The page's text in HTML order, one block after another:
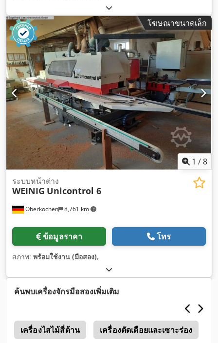
โฆษณาขนาดเล็ก
1 /8
Oberkochen 8,761 km
ระบบหน้าต่าง
WEINIG Unicontrol 6
ข้อมูลราคา โทร
สภาพ: พร้อมใช้งาน (มือสอง),
ค้นพบเครื่องจักรมือสองเพิ่มเติม
เครื่องไสไม้สี่ด้าน เครื่องตัดเดือยและเซาะร่อง